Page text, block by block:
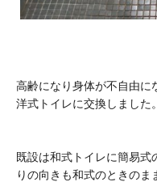
高齢になり身体が不自由に
洋式トイレに交換しました。
既設は和式トイレに簡易
りの向きも和式のときのま